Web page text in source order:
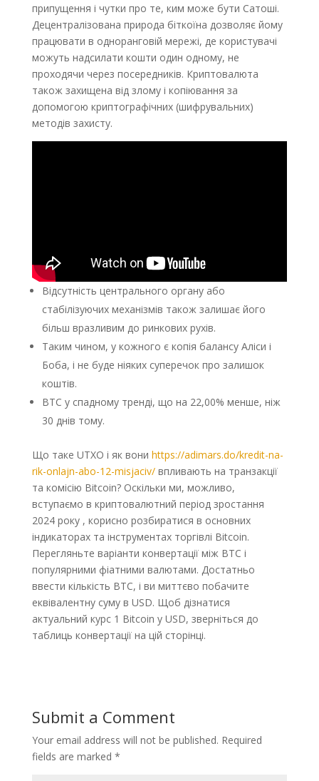
припущення і чутки про те, ким може бути Сатоші.
Децентралізована природа біткоїна дозволяє йому
працювати в одноранговій мережі, де користувачі
можуть надсилати кошти один одному, не
проходячи через посередників. Криптовалюта
також захищена від злому і копіювання за
допомогою криптографічних (шифрувальних)
методів захисту.
Відсутність центрального органу або
стабілізуючих механізмів також залишає його
більш вразливим до ринкових рухів.
Таким чином, у кожного є копія балансу Аліси і
Боба, і не буде ніяких суперечок про залишок
коштів.
BTC у спадному тренді, що на 22,00% менше, ніж
30 днів тому.
Що таке UTXO і як вони https://adimars.do/kredit-na-
rik-onlajn-abo-12-misjaciv/впливають на транзакції
та комісію Bitcoin? Оскільки ми, можливо,
вступаємо в криптовалютний період зростання
2024 року , корисно розбиратися в основних
індикаторах та інструментах торгівлі Bitcoin.
Перегляньте варіанти конвертації між BTC і
популярними фіатними валютами. Достатньо
ввести кількість BTC, і ви миттєво побачите
еквівалентну суму в USD. Щоб дізнатися
актуальний курс 1 Bitcoin у USD, зверніться до
таблиць конвертації на цій сторінці.
Submit a Comment
Your email address will not be published. Required
fields are marked *